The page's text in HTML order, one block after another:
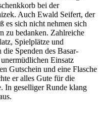
bei der
Auch Ewald Seifert, der
es sich nicht nehmen sich
zu bedanken. Zahlreiche
Spielplätze und
Spenden des Basar-
Einsatz
Gutschein und eine Flasche
er alles Gute für die
In geselliger Runde klang